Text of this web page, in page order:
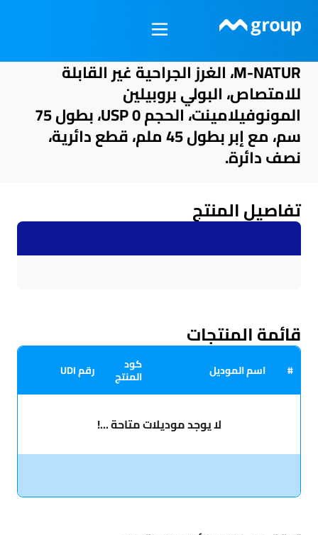
المحتوى
M-NATUR، الغرز الجراحية غير القابلة
للامتصاص، البولي بروبيلين
المونوفيلامينت، الحجم USP 0، بطول 75
سم، مع إبر بطول 45 ملم، قطع دائرية،
نصف دائرة.
تفاصيل المنتج
قائمة المنتجات
# اسم الموديل كود
المنتج رقم UDI
لا يوجد موديلات متاحة ...!